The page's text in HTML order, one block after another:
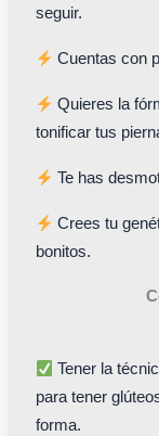
seguir.
Cuentas con
Quieres la
tonificar tus
Te has
Crees tu
bonitos.
Tener la
para tener
forma.